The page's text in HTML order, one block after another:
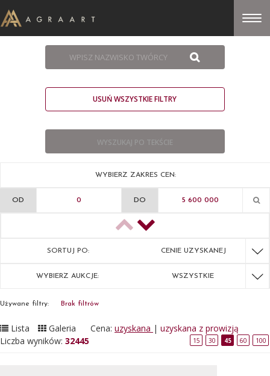
USUŃ WSZYSTKIE FILTRY
WYBIERZ ZAKRES CEN:
OD DO
SORTUJ PO: CENIE UZYSKANEJ
WYBIERZ AUKCJE: WSZYSTKIE
Używane filtry: Brak filtrów
Lista Galeria Cena: uzyskana | uzyskana z prowizją
Liczba wyników: 32445 15 30 45 60 100